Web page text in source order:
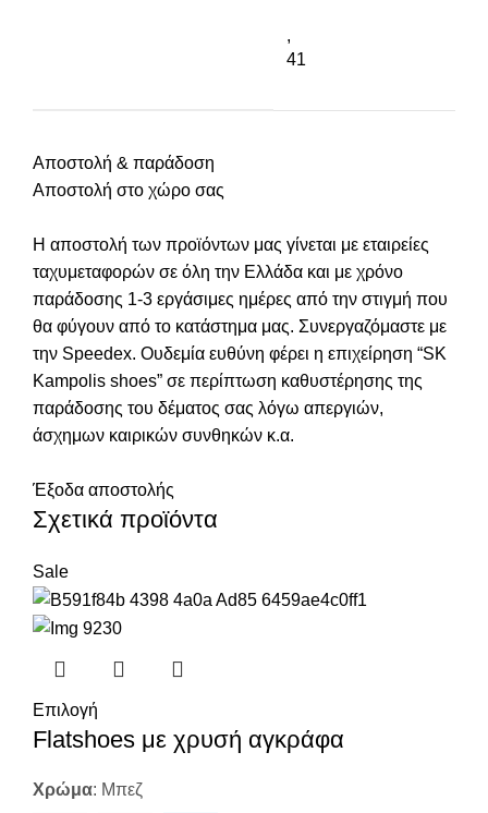
,
41
Αποστολή & παράδοση
Αποστολή στο χώρο σας
Η αποστολή των προϊόντων μας γίνεται με εταιρείες
ταχυμεταφορών σε όλη την Ελλάδα και με χρόνο
παράδοσης 1-3 εργάσιμες ημέρες από την στιγμή που
θα φύγουν από το κατάστημα μας. Συνεργαζόμαστε με
την Speedex. Oυδεμία ευθύνη φέρει η επιχείρηση “SK
Kampolis shoes” σε περίπτωση καθυστέρησης της
παράδοσης του δέματος σας λόγω απεργιών,
άσχημων καιρικών συνθηκών κ.α.
Έξοδα αποστολής
Σχετικά προϊόντα
Sale
Επιλογή
Flatshoes με χρυσή αγκράφα
Χρώμα: Μπεζ